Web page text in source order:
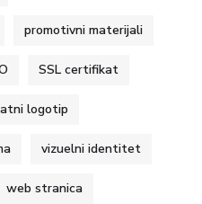
promotivni materijali
SSL certifikat
logotip
vizuelni identitet
web stranica